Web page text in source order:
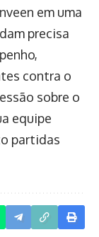
em uma
precisa
contra o
sobre o
equipe
partidas